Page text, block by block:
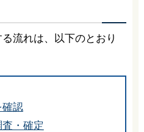
流れは、以下のとおり
確認
・確定